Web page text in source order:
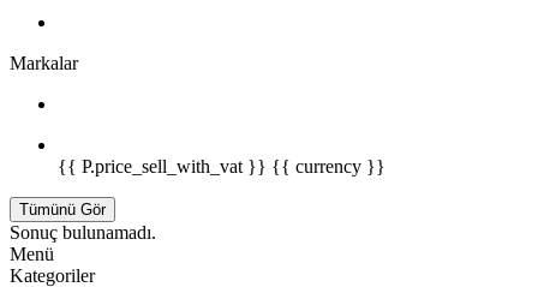
Markalar
{{ P.price_sell_with_vat }} {{ currency }}
Tümünü Gör
Sonuç bulunamadı.
Menü
Kategoriler